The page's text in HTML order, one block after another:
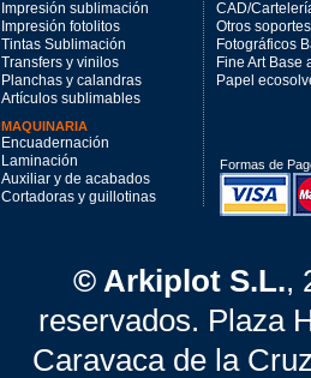
Impresión sublimación
Impresión fotolitos
Tintas Sublimación
Transfers y vinilos
Planchas y calandras
Artículos sublimables
MAQUINARIA
Encuadernación
Laminación
Auxiliar y de acabados
Cortadoras y guillotinas
CAD/
Otros soportes
Fotográficos
Fine Art Base
Papel
Formas de
© Arkiplot S.L.,
reservados. Plaza
Caravaca de la